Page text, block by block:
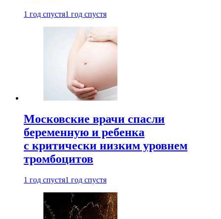
1 год спустя1 год спустя
Московские врачи спасли
беременную и ребенка
с критически низким уровнем
тромбоцитов
1 год спустя1 год спустя